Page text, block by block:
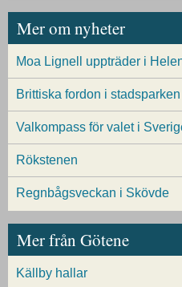
Mer om nyheter
Moa Lignell uppträder i
Brittiska fordon i
Valkompass för valet i
Rökstenen
Regnbågsveckan i Skövde
Mer från Götene
Källby hallar